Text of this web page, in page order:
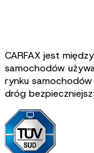
CARFAX jest
samochodów
rynku
dróg